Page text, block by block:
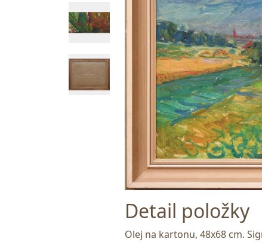
Detail položky
Olej na kartonu, 48x68 cm.